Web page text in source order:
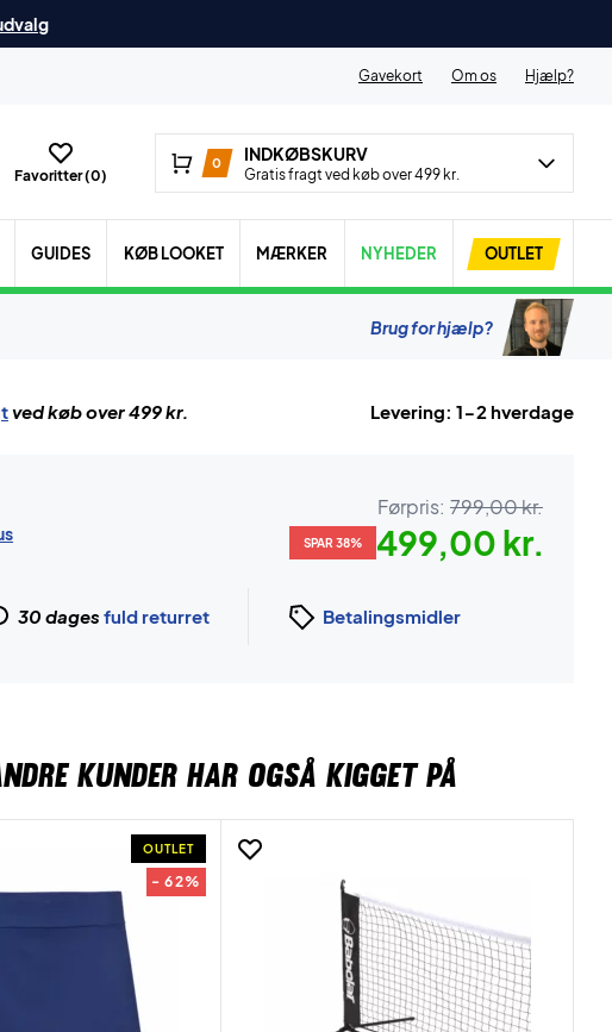
Gavekort Om os Hjælp?
Favoritter (0)
0 INDKØBSKURV
Gratis fragt ved køb over 499 kr.
GUIDES KØB LOOKET MÆRKER NYHEDER OUTLET
Brug for hjælp?
ved køb over 499 kr. Levering: 1-2 hverdage
Førpris: 799,00 kr.
SPAR 38% 499,00 kr.
30 dages fuld returret Betalingsmidler
KUNDER HAR OGSÅ KIGGET PÅ
OUTLET
- 62%